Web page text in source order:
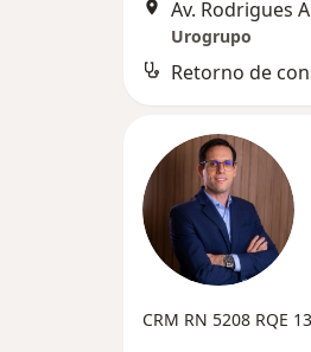
Av. Rodrigues
Urogrupo
CRM RN 5208 RQE